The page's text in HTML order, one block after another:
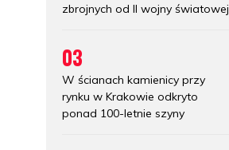
zbrojnych od II wojny światowej
03
W ścianach kamienicy przy
rynku w Krakowie odkryto
ponad 100-letnie szyny